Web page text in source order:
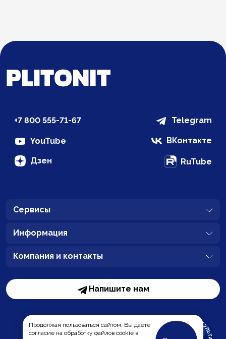
Продолжая пользоваться сайтом, Вы даёте
согласие на обработку файлов cookie в
+7 800 555-71-67 Telegram
YouTube ВКонтакте
Дзен RuTube
Сервисы
Информация
Компания и контакты
Напишите нам